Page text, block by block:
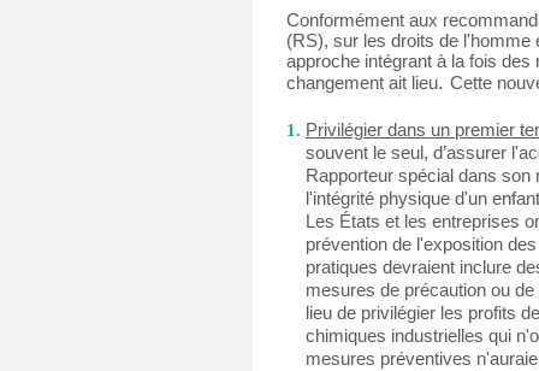
Conformément aux
(RS), sur les droits de l'homme
approche intégrant à la fois
changement ait lieu. Cette
Privilégier dans un premier
souvent le seul, d’assurer
Rapporteur spécial dans son
l'intégrité physique d'un
Les États et les entreprises
prévention de l'exposition
pratiques devraient inclure
mesures de précaution ou
lieu de privilégier les profits
chimiques industrielles qui
mesures préventives